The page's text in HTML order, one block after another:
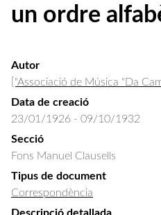
un ordre
Autor
["Associació de Música "Da
Data de creació
23/01/1926 - 09/10/1932
Secció
Fons Manuel Clausells
Tipus de document
Correspondència